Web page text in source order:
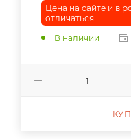
Цена на сайте и в
отличаться
В наличии